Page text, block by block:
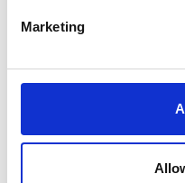
Marketing
emissioni nocive.
nelle foreste e nelle
notizia che premia gli
degli ultimi tre anni.
due gas serra: la
accompagnata dal